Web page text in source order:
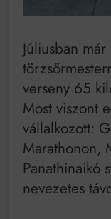
Bitumenes
működik, ha jól van
Júliusban
verseny 65
Most viszont
vállalkozott:
Marathonon,
Panathinaikó
nevezetes